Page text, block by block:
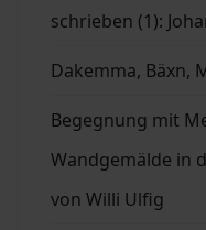
schrieben (1):
Dakemma, Bäxn,
Begegnung mit
Wandgemälde in
von Willi Ulfig